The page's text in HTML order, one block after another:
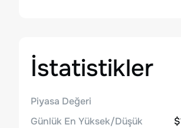
İstatistikler
Piyasa Değeri
Günlük En Yüksek/Düşük